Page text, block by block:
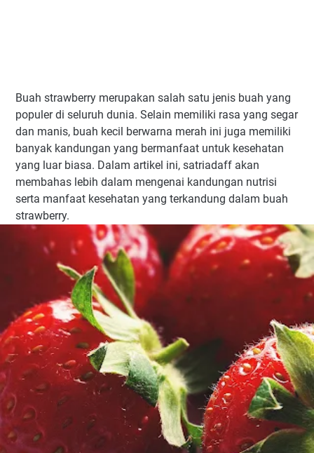
Buah strawberry merupakan salah satu jenis buah yang
populer di seluruh dunia. Selain memiliki rasa yang segar
dan manis, buah kecil berwarna merah ini juga memiliki
banyak kandungan yang bermanfaat untuk kesehatan
yang luar biasa. Dalam artikel ini, satriadaff akan
membahas lebih dalam mengenai kandungan nutrisi
serta manfaat kesehatan yang terkandung dalam buah
strawberry.